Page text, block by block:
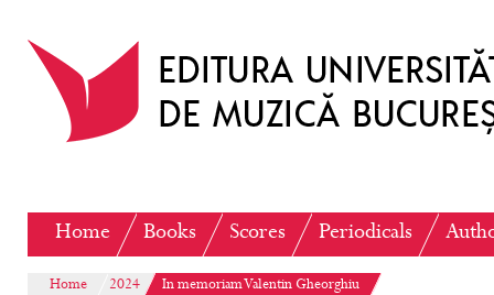
Home Books Scores Periodicals
Home 2024 In memoriam Valentin Gheorghiu